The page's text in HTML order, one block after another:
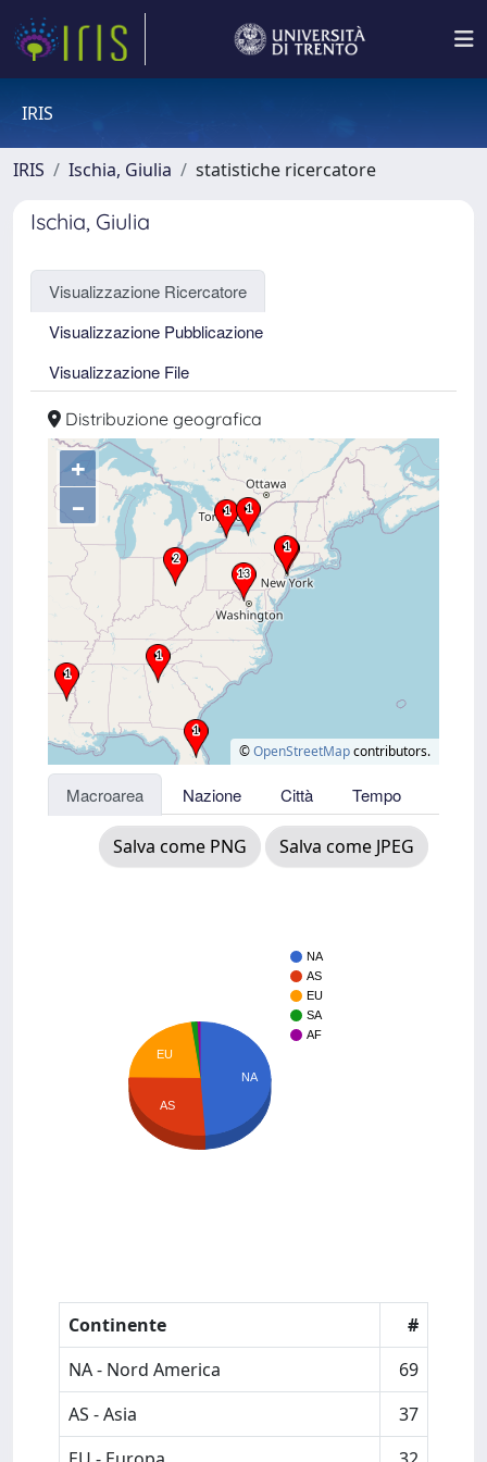
IRIS
IRIS Ischia, Giulia statistiche ricercatore
Ischia, Giulia
Visualizzazione Ricercatore
Visualizzazione Pubblicazione
Visualizzazione File
Distribuzione geografica
+
–
©OpenStreetMapcontributors.
Macroarea Nazione Città Tempo
Salva come PNG Salva come JPEG
NA
AS
EU
SA
AF
NA
EU
AS
Continente
#
NA - Nord America
69
AS - Asia
37